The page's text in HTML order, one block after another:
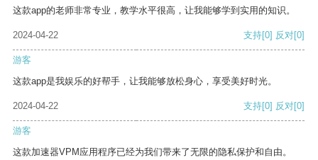
这款app的老师非常专业，教学水平很高，让我能够学到实用的知识。
2024-04-22 支持[0] 反对[0]
游客
这款app是我娱乐的好帮手，让我能够放松身心，享受美好时光。
2024-04-22 支持[0] 反对[0]
游客
这款加速器VPM应用程序已经为我们带来了无限的隐私保护和自由。